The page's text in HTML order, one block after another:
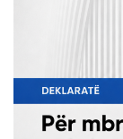
(mbështetur
monitorimi i
institucioneve
WFD/
publikon
gjenden në